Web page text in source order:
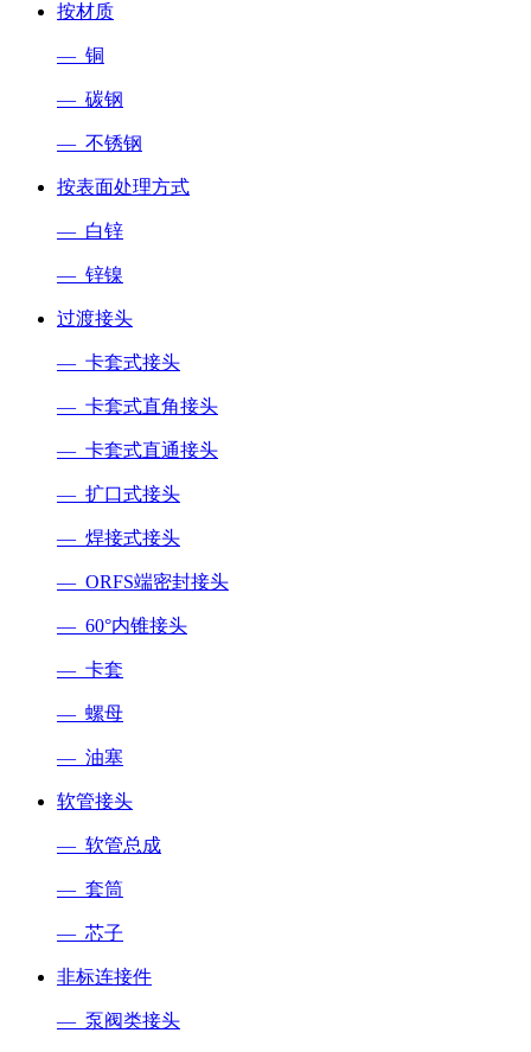
按材质
— 铜
— 碳钢
— 不锈钢
按表面处理方式
— 白锌
— 锌镍
过渡接头
— 卡套式接头
— 卡套式直角接头
— 卡套式直通接头
— 扩口式接头
— 焊接式接头
— ORFS端密封接头
— 60°内锥接头
— 卡套
— 螺母
— 油塞
软管接头
— 软管总成
— 套筒
— 芯子
非标连接件
— 泵阀类接头